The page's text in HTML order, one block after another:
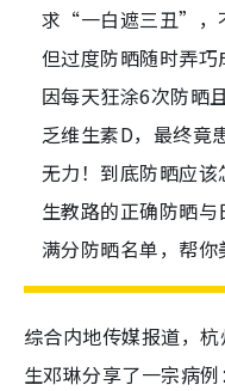
求“一白遮三丑”，
但过度防晒随时弄巧
因每天狂涂6次防晒
乏维生素D，最终竟
无力！到底防晒应
生教路的正确防晒
满分防晒名单，帮你
综合内地传媒报道，
生邓琳分享了一宗病